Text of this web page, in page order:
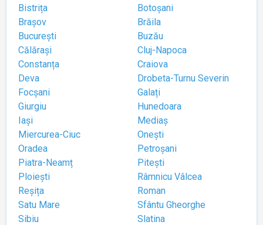
Bistrița
Botoșani
Brașov
Brăila
București
Buzău
Călărași
Cluj-Napoca
Constanța
Craiova
Deva
Drobeta-Turnu Severin
Focșani
Galați
Giurgiu
Hunedoara
Iași
Mediaș
Miercurea-Ciuc
Onești
Oradea
Petroșani
Piatra-Neamț
Pitești
Ploiești
Râmnicu Vâlcea
Reșița
Roman
Satu Mare
Sfântu Gheorghe
Sibiu
Slatina